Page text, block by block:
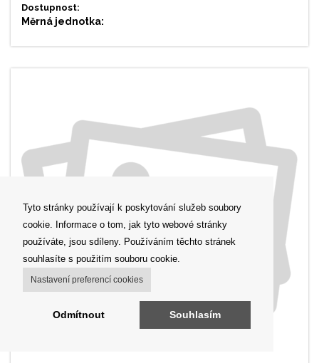
Tyto stránky používají k poskytování služeb soubory
cookie. Informace o tom, jak tyto webové stránky
používáte, jsou sdíleny. Používáním těchto stránek
souhlasíte s použitím souboru cookie.
Nastavení preferencí cookies
Odmítnout Souhlasím
Dostupnost:
Měrná jednotka: